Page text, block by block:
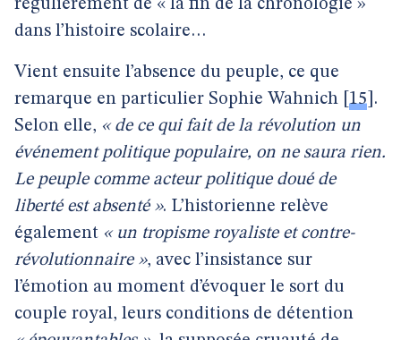
régulièrement de « la fin de la chronologie »
dans l’histoire scolaire…
Vient ensuite l’absence du peuple, ce que
remarque en particulier Sophie Wahnich 15 .
Selon elle, « de ce qui fait de la révolution un
événement politique populaire, on ne saura rien.
Le peuple comme acteur politique doué de
liberté est absenté ». L’historienne relève
également « un tropisme royaliste et contre-
révolutionnaire », avec l’insistance sur
l’émotion au moment d’évoquer le sort du
couple royal, leurs conditions de détention